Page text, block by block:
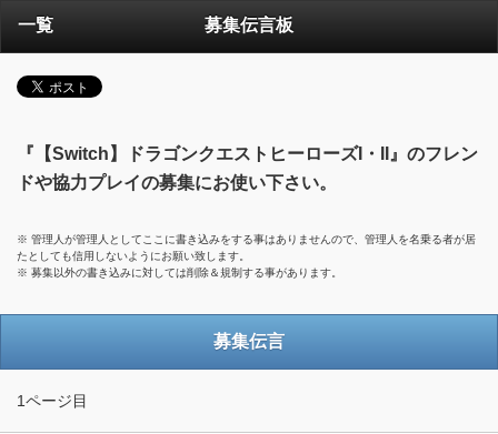
一覧 募集伝言板
『【Switch】ドラゴンクエストヒーローズI・II』のフレン
ドや協力プレイの募集にお使い下さい。
※ 管理人が管理人としてここに書き込みをする事はありませんので、管理人を名乗る者が居
たとしても信用しないようにお願い致します。
※ 募集以外の書き込みに対しては削除＆規制する事があります。
募集伝言
1ページ目